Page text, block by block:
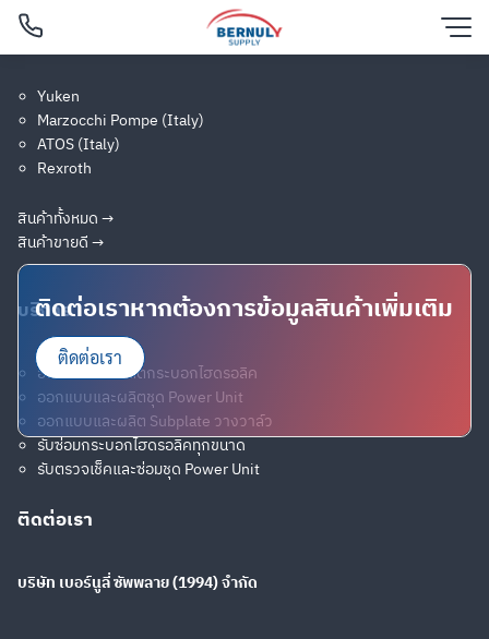
Skip
English
ค้นหาสินค้าทั้งหมด
ค้นหาสินค้าอุปกรณ์ไฮดรอลิคและนิวเมติกกว่า 300 ชิ้น จาก 30
แบรนด์ดังทั่วโลก
ติดต่อเราหากต้องการข้อมูลสินค้าเพิ่มเติม
ติดต่อเรา
ALPA3, ALPI3, ALPP3,
แบรนด์สินค้ายอดนิยม
Yuken
Marzocchi Pompe (Italy)
ATOS (Italy)
Rexroth
สินค้าทั้งหมด →
สินค้าขายดี →
บริการ
ออกแบบและผลิตกระบอกไฮดรอลิค
ออกแบบและผลิตชุด Power Unit
ออกแบบและผลิต Subplate วางวาล์ว
รับซ่อมกระบอกไฮดรอลิคทุกขนาด
รับตรวจเช็คและซ่อมชุด Power Unit
ติดต่อเรา
บริษัท เบอร์นูลี่ ซัพพลาย (1994) จำกัด